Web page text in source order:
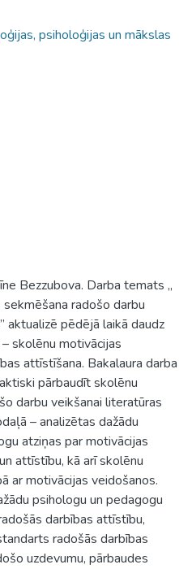
psiholoģijas un mākslas
Bezzubova. Darba temats „
radošo darbu
aktualizē pēdējā laikā daudz
skolēnu motivācijas
attīstīšana. Bakalaura darba
pārbaudīt skolēnu
darbu veikšanai literatūras
– analizētas dažādu
atziņas par motivācijas
attīstību, kā arī skolēnu
ar motivācijas veidošanos.
psihologu un pedagogu
darbības attīstību,
radošās darbības
uzdevumu, pārbaudes